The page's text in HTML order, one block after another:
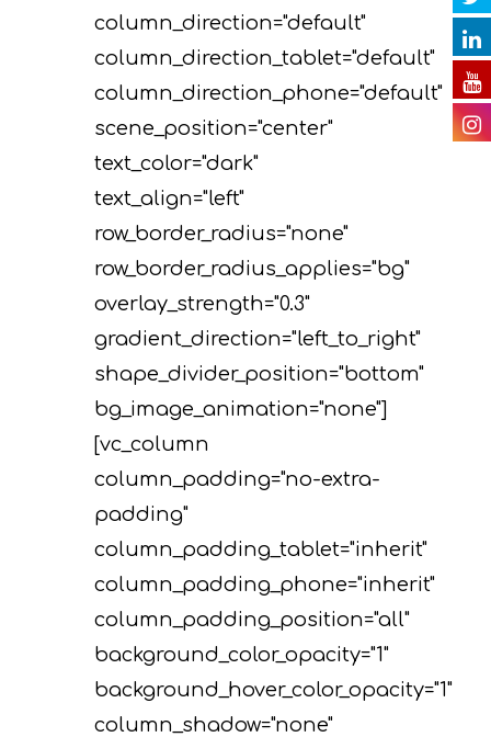
column_direction="default"
column_direction_tablet="default"
column_direction_phone="default"
scene_position="center"
text_color="dark"
text_align="left"
row_border_radius="none"
row_border_radius_applies="bg"
overlay_strength="0.3"
gradient_direction="left_to_right"
shape_divider_position="bottom"
bg_image_animation="none"]
[vc_column
column_padding="no-extra-
padding"
column_padding_tablet="inherit"
column_padding_phone="inherit"
column_padding_position="all"
background_color_opacity="1"
background_hover_color_opacity="1"
column_shadow="none"
E. Δράσεις
Ευαισθητοποίησης
διάχυσης των
αποτελεσμάτων
παρακολούθησης
προόδου του
Παραδοτέα
Βίντεο
Ραδιοφωνικά spots